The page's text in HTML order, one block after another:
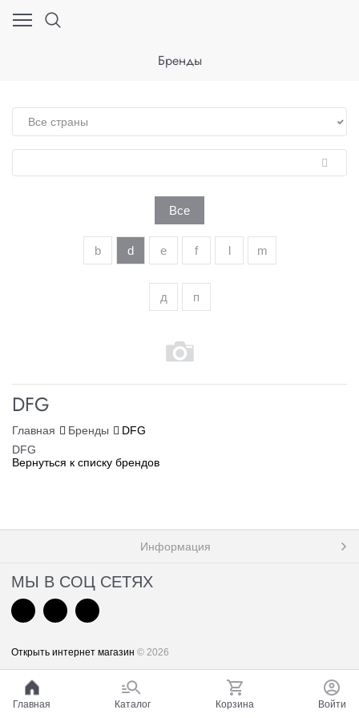
Бренды
Все
b d e f l m
д п
DFG
Главная Бренды
DFG
DFG
Вернуться к списку брендов
Информация
МЫ В СОЦ СЕТЯХ
Открыть интернет магазин © 2026
Главная Каталог Корзина Войти